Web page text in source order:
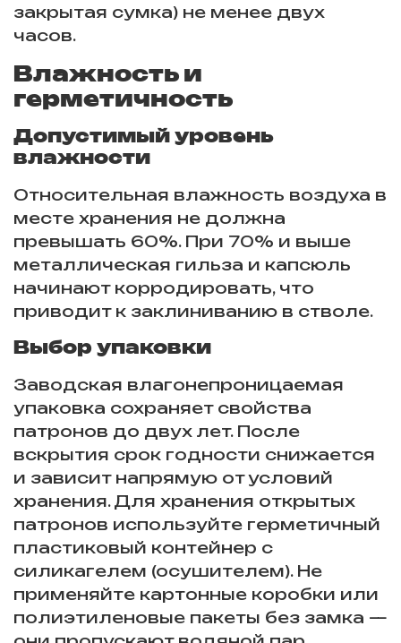
закрытая сумка) не менее двух
часов.
Влажность и
герметичность
Допустимый уровень
влажности
Относительная влажность воздуха в
месте хранения не должна
превышать 60%. При 70% и выше
металлическая гильза и капсюль
начинают корродировать, что
приводит к заклиниванию в стволе.
Выбор упаковки
Заводская влагонепроницаемая
упаковка сохраняет свойства
патронов до двух лет. После
вскрытия срок годности снижается
и зависит напрямую от условий
хранения. Для хранения открытых
патронов используйте герметичный
пластиковый контейнер с
силикагелем (осушителем). Не
применяйте картонные коробки или
полиэтиленовые пакеты без замка —